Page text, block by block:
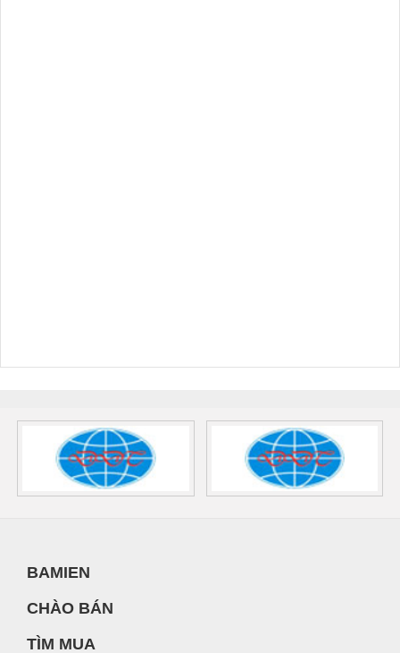
BAMIEN
CHÀO BÁN
TÌM MUA